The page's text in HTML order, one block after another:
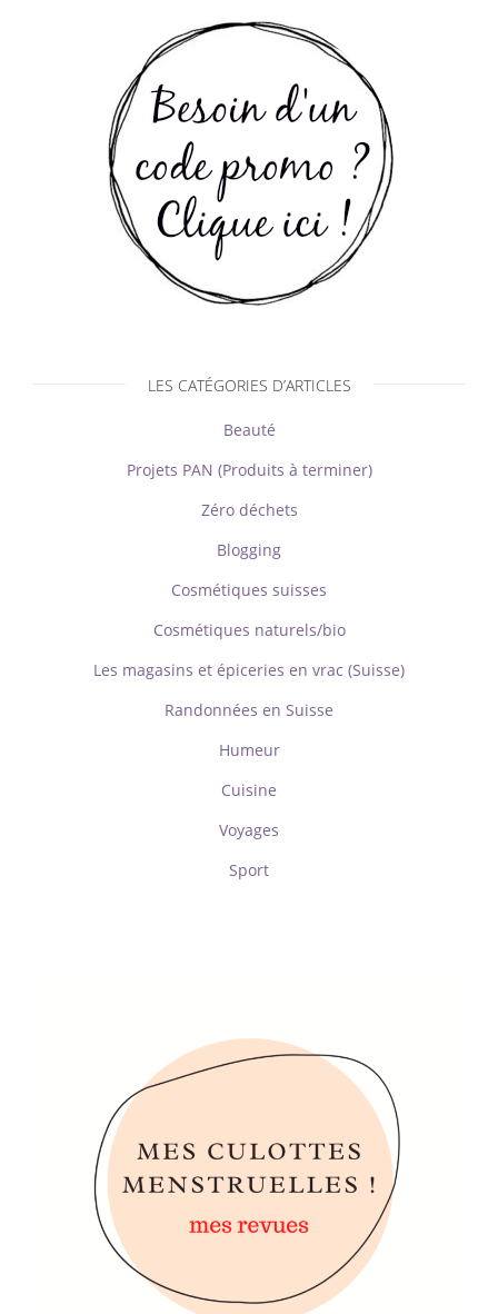
LES CATÉGORIES D’ARTICLES
Beauté
Projets PAN (Produits à terminer)
Zéro déchets
Blogging
Cosmétiques suisses
Cosmétiques naturels/bio
Les magasins et épiceries en vrac (Suisse)
Randonnées en Suisse
Humeur
Cuisine
Voyages
Sport